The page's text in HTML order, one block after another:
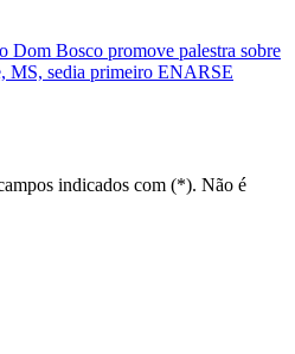
Dom Bosco promove palestra sobre
MS, sedia primeiro ENARSE
indicados com (*). Não é